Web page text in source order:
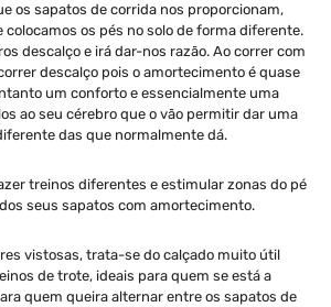
os sapatos de corrida nos proporcionam,
colocamos os pés no solo de forma diferente.
descalço e irá dar-nos razão. Ao correr com
descalço pois o amortecimento é quase
um conforto e essencialmente uma
ao seu cérebro que o vão permitir dar uma
das que normalmente dá.
treinos diferentes e estimular zonas do pé
seus sapatos com amortecimento.
vistosas, trata-se do calçado muito útil
de trote, ideais para quem se está a
quem queira alternar entre os sapatos de